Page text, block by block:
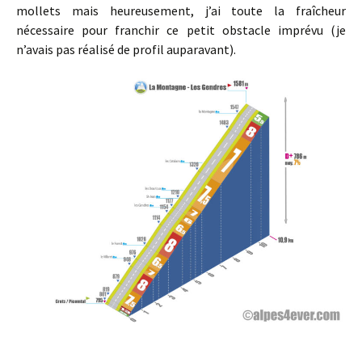
mollets mais heureusement, j’ai toute la fraîcheur
nécessaire pour franchir ce petit obstacle imprévu (je
n’avais pas réalisé de profil auparavant).